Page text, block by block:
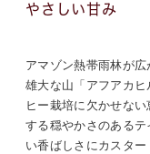
やさしい甘み
アマゾン熱帯雨林が
雄大な山「アフアカ
ヒー栽培に欠かせな
する穏やかさのある
い香ばしさにカスタ